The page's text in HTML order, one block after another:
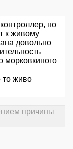
но
к живому
довольно
морковкиного
то живо
причины